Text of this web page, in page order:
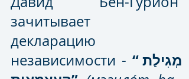
зачитывает
декларацию
независимости - “מְגִילַת